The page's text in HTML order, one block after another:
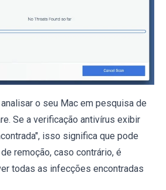
o seu Mac em pesquisa de
Se a verificação antivírus exibir
isso significa que pode
remoção, caso contrário, é
todas as infecções encontradas